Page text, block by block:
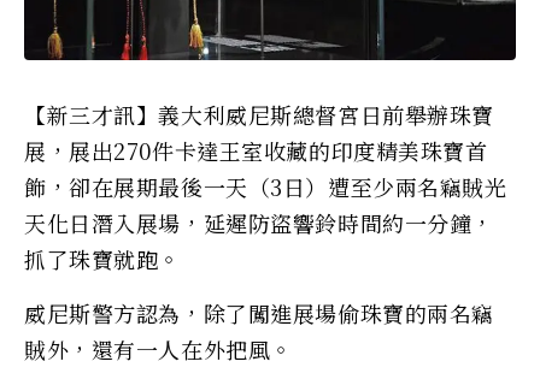
【新三才訊】義大利威尼斯總督宮日前舉辦珠寶
展，展出270件卡達王室收藏的印度精美珠寶首
飾，卻在展期最後一天（3日）遭至少兩名竊賊光
天化日潛入展場，延遲防盜響鈴時間約一分鐘，
抓了珠寶就跑。
威尼斯警方認為，除了闖進展場偷珠寶的兩名竊
賊外，還有一人在外把風。